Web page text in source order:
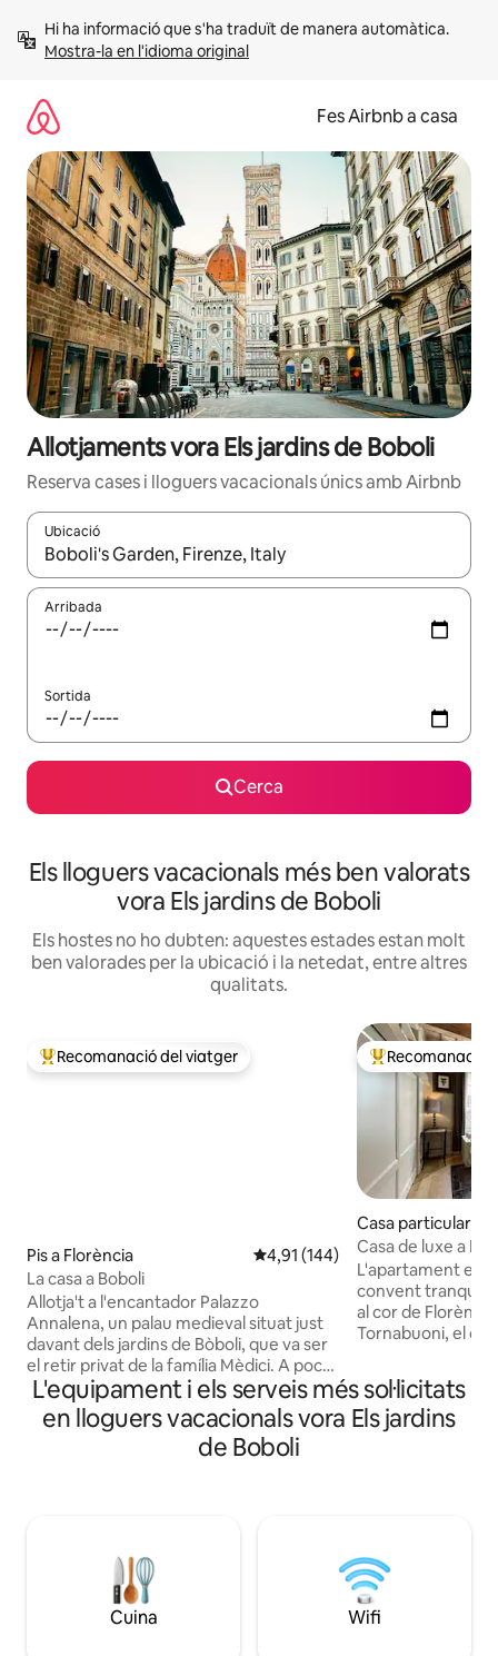
Mostra-la en l'idioma original
Fes Airbnb a casa
Allotjaments vora Els jardins de Boboli
Reserva cases i lloguers vacacionals únics amb Airbnb
Ubicació
Quan els resultats estiguin disponibles, podràs navegar-hi a
Arribada
Sortida
Cerca
Els lloguers vacacionals més ben valorats
vora Els jardins de Boboli
Els hostes no ho dubten: aquestes estades estan molt
ben valorades per la ubicació i la netedat, entre altres
qualitats.
Principals recomanacions dels viatgers
Recomanació del viatger
Pis a Florència 4,91 de puntuació mitjana d'un
4,91 (144)
La casa a Boboli
Allotja't a l'encantador Palazzo
Annalena, un palau medieval situat just
davant dels jardins de Bòboli, que va ser
el retir privat de la família Mèdici. A pocs
passos de Piazza Pitti, Piazza Santo
Spirito i el romàntic Ponte Vecchio,
aquest apartament lluminós i ampli
combina l'encant històric amb el confort
amagats, per a una experiència
florentina inoblidable.
Principals
Recomanació
Casa particular a
Casa de luxe a
L'apartament es troba en
convent tranquil
al cor de
Tornabuoni, el
restaurants.
l'elegant
acabats finos
banys o
L'equipament i els serveis més sol·licitats
en lloguers vacacionals vora Els jardins
de Boboli
Cuina Wifi